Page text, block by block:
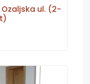
ul. (2-